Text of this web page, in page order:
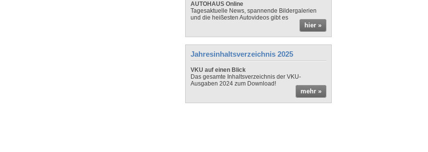
AUTOHAUS Online
Tagesaktuelle News, spannende Bildergalerien
und die heißesten Autovideos gibt es
hier »
Jahresinhaltsverzeichnis 2025
VKU auf einen Blick
Das gesamte Inhaltsverzeichnis der VKU-
Ausgaben 2024 zum Download!
mehr »